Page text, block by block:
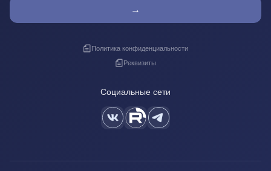
→
Политика конфиденциальности
Реквизиты
Социальные сети